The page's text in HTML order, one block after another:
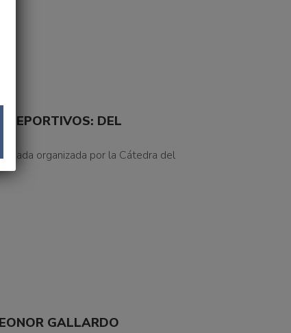
DEPORTIVOS: DEL
organizada por la Cátedra del
GALLARDO